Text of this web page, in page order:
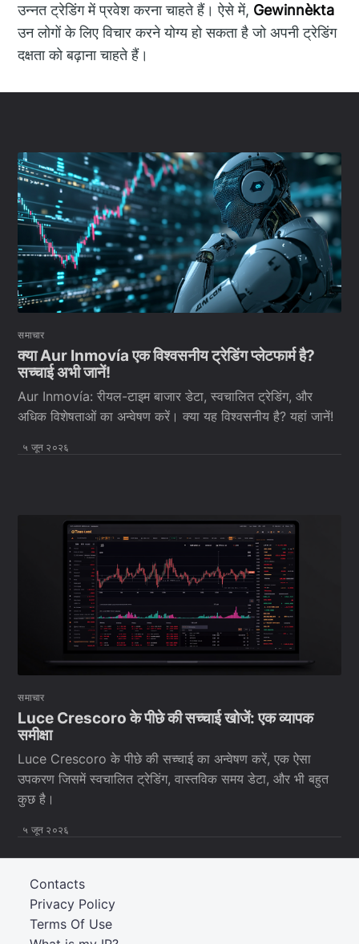
उन्नत ट्रेडिंग में प्रवेश करना चाहते हैं। ऐसे में, Gewinnèkta
उन लोगों के लिए विचार करने योग्य हो सकता है जो अपनी ट्रेडिंग
दक्षता को बढ़ाना चाहते हैं।
समाचार
क्या Aur Inmovía एक विश्वसनीय ट्रेडिंग प्लेटफार्म है?
सच्चाई अभी जानें!
Aur Inmovía: रीयल-टाइम बाजार डेटा, स्वचालित ट्रेडिंग, और
अधिक विशेषताओं का अन्वेषण करें। क्या यह विश्वसनीय है? यहां जानें!
५ जून २०२६
समाचार
Luce Crescoro के पीछे की सच्चाई खोजें: एक व्यापक
समीक्षा
Luce Crescoro के पीछे की सच्चाई का अन्वेषण करें, एक ऐसा
उपकरण जिसमें स्वचालित ट्रेडिंग, वास्तविक समय डेटा, और भी बहुत
कुछ है।
५ जून २०२६
Terms Of Use
Privacy Policy
Contacts